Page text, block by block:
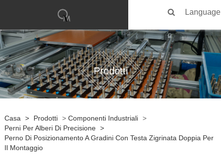
Language
Prodotti
Casa > Prodotti > Componenti Industriali >
Perni Per Alberi Di Precisione >
Perno Di Posizionamento A Gradini Con Testa Zigrinata Doppia Per
Il Montaggio